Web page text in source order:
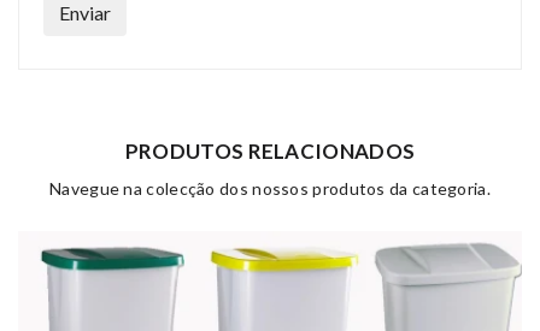
Enviar
PRODUTOS RELACIONADOS
Navegue na colecção dos nossos produtos da categoria.